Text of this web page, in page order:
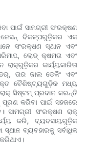
ପାଇଁ ସାମଗ୍ରୀ ସଂରକ୍ଷଣ
ବିକଳ୍ପଗୁଡ଼ିକର ଏକ
ସଂରକ୍ଷଣ ସ୍ଥାନ ଏବଂ
ଲୋଡ୍ କ୍ଷମତା ଏବଂ
କାର୍ଯ୍ୟକାରିତା
ତାର ଜାଲ ଡେକିଂ ଏବଂ
ବୈଶିଷ୍ଟ୍ୟଗୁଡ଼ିକ ମଧ୍ୟ
ରାକ୍ ସିଷ୍ଟମ୍ ପ୍ରଦାନ କରନ୍ତି
ପୂରଣ କରିବା ପାଇଁ ସହଜରେ
ସାମଗ୍ରୀ ସଂରକ୍ଷଣ ରାକ୍
କରି, ବ୍ୟବସାୟଗୁଡ଼ିକ
ସ୍ଥାନ ବ୍ୟବହାରକୁ ସର୍ବାଧିକ